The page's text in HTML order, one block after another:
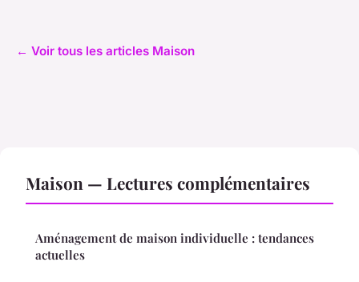
← Voir tous les articles Maison
Maison — Lectures complémentaires
Aménagement de maison individuelle : tendances
actuelles